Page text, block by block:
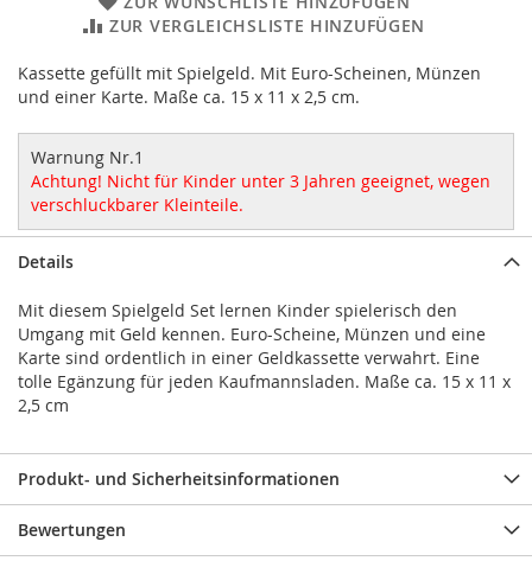
ZUR VERGLEICHSLISTE HINZUFÜGEN
Kassette gefüllt mit Spielgeld. Mit Euro-Scheinen, Münzen
und einer Karte. Maße ca. 15 x 11 x 2,5 cm.
Warnung Nr.1
Achtung! Nicht für Kinder unter 3 Jahren geeignet, wegen
verschluckbarer Kleinteile.
Details
Mit diesem Spielgeld Set lernen Kinder spielerisch den
Umgang mit Geld kennen. Euro-Scheine, Münzen und eine
Karte sind ordentlich in einer Geldkassette verwahrt. Eine
tolle Egänzung für jeden Kaufmannsladen. Maße ca. 15 x 11 x
2,5 cm
Produkt- und Sicherheitsinformationen
Bewertungen